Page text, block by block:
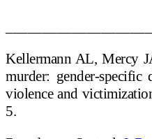
Kellermann AL, Mercy
murder: gender-
violence and
5.